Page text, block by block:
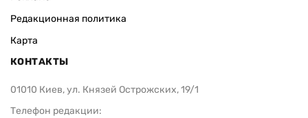
Редакционная политика
Карта
КОНТАКТЫ
01010 Киев, ул. Князей Острожских, 19/1
Телефон редакции: